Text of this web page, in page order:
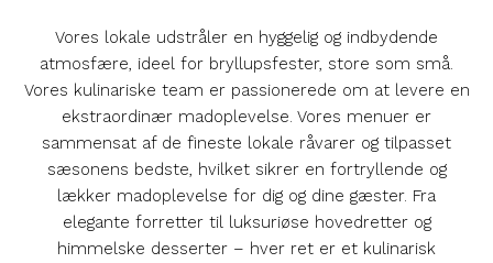
Vores lokale udstråler en hyggelig og indbydende
atmosfære, ideel for bryllupsfester, store som små.
Vores kulinariske team er passionerede om at levere en
ekstraordinær madoplevelse. Vores menuer er
sammensat af de fineste lokale råvarer og tilpasset
sæsonens bedste, hvilket sikrer en fortryllende og
lækker madoplevelse for dig og dine gæster. Fra
elegante forretter til luksuriøse hovedretter og
himmelske desserter – hver ret er et kulinarisk